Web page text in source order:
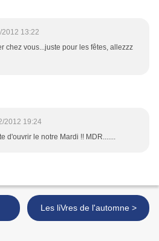
2012 13:22
chez vous...juste pour les fêtes, allezzz
2012 19:24
d'ouvrir le notre Mardi !! MDR.......
Les liVres de l'automne >